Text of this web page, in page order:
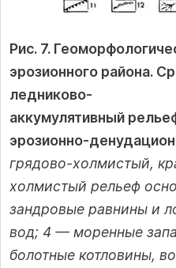
Рис. 7.
эрозионного района.
ледниково-
аккумулятивный
эрозионно-
грядово-холмистый,
холмистый рельеф
зандровые равнины и
вод; 4 — моренные
болотные котловины,